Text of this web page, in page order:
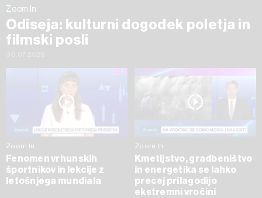
Zoom In
Odiseja: kulturni dogodek poletja in
filmski posli
Zoom In
Fenomen vrhunskih
športnikov in lekcije z
letošnjega mundiala
Zoom In
Kmetijstvo, gradbeništvo
in energetika se lahko
precej prilagodijo
ekstremni vročini